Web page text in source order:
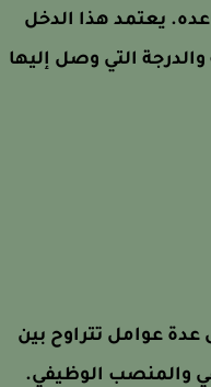
يعتمد هذا الدخل
التي وصل إليها
عوامل تتراوح بين
والمنصب الوظيفي.